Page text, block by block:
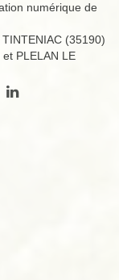
numérique de
(35190)
PLELAN LE